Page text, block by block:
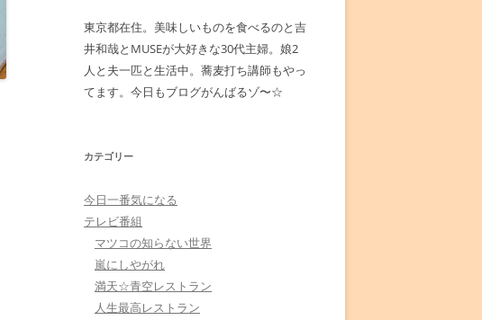
東京都在住。美味しいものを食べるのと吉
井和哉とMUSEが大好きな30代主婦。娘2
人と夫一匹と生活中。蕎麦打ち講師もやっ
てます。今日もブログがんばるゾ〜☆
カテゴリー
今日一番気になる
テレビ番組
マツコの知らない世界
嵐にしやがれ
満天☆青空レストラン
人生最高レストラン